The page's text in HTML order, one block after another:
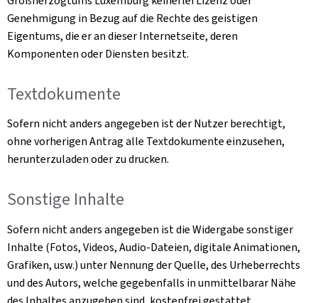
Genehmigung in Bezug auf die Rechte des geistigen
Eigentums, die er an dieser Internetseite, deren
Komponenten oder Diensten besitzt.
Textdokumente
Sofern nicht anders angegeben ist der Nutzer berechtigt,
ohne vorherigen Antrag alle Textdokumente einzusehen,
herunterzuladen oder zu drucken.
Sonstige Inhalte
Sofern nicht anders angegeben ist die Widergabe sonstiger
Inhalte (Fotos, Videos, Audio-Dateien, digitale Animationen,
Grafiken, usw.) unter Nennung der Quelle, des Urheberrechts
und des Autors, welche gegebenfalls in unmittelbarar Nähe